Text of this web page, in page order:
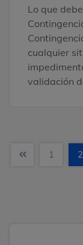
Lo que
cualquier
validación
1 2